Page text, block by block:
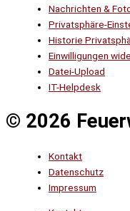
Nachrichten &
Privatsphäre-
Historie
Einwilligungen
Datei-Upload
IT-Helpdesk
© 2026
Kontakt
Datenschutz
Impressum